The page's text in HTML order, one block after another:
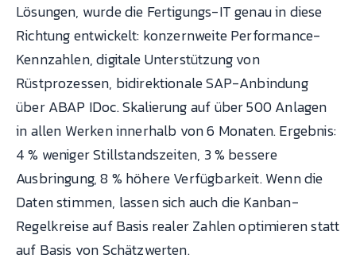
Lösungen, wurde die Fertigungs-IT genau in diese
Richtung entwickelt: konzernweite Performance-
Kennzahlen, digitale Unterstützung von
Rüstprozessen, bidirektionale SAP-Anbindung
über ABAP IDoc. Skalierung auf über 500 Anlagen
in allen Werken innerhalb von 6 Monaten. Ergebnis:
4 % weniger Stillstandszeiten, 3 % bessere
Ausbringung, 8 % höhere Verfügbarkeit. Wenn die
Daten stimmen, lassen sich auch die Kanban-
Regelkreise auf Basis realer Zahlen optimieren statt
auf Basis von Schätzwerten.